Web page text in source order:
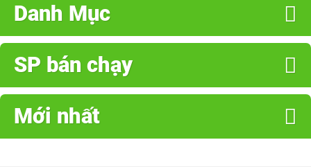
Danh Mục
SP bán chạy
Mới nhất